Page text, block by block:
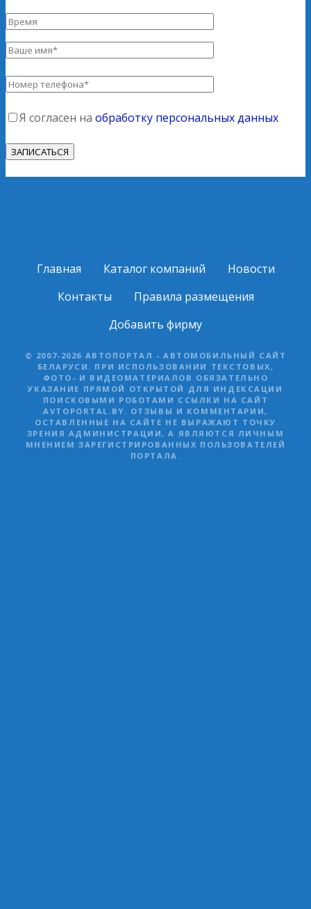
Я согласен на обработку персональных данных
Главная Каталог компаний
Новости
Контакты
Правила размещения
Добавить фирму
© 2007-2026 АВТОПОРТАЛ - АВТОМОБИЛЬНЫЙ САЙТ
БЕЛАРУСИ. ПРИ ИСПОЛЬЗОВАНИИ ТЕКСТОВЫХ,
ФОТО- И ВИДЕОМАТЕРИАЛОВ ОБЯЗАТЕЛЬНО
УКАЗАНИЕ ПРЯМОЙ ОТКРЫТОЙ ДЛЯ ИНДЕКСАЦИИ
ПОИСКОВЫМИ РОБОТАМИ ССЫЛКИ НА САЙТ
AVTOPORTAL.BY. ОТЗЫВЫ И КОММЕНТАРИИ,
ОСТАВЛЕННЫЕ НА САЙТЕ НЕ ВЫРАЖАЮТ ТОЧКУ
ЗРЕНИЯ АДМИНИСТРАЦИИ, А ЯВЛЯЮТСЯ ЛИЧНЫМ
МНЕНИЕМ ЗАРЕГИСТРИРОВАННЫХ ПОЛЬЗОВАТЕЛЕЙ
ПОРТАЛА.